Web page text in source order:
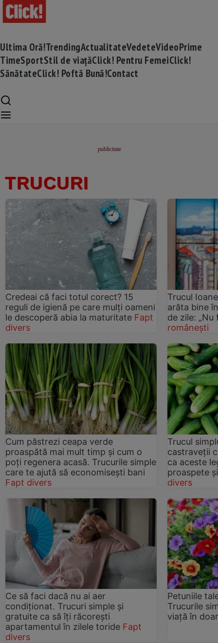
Ultima Oră!TrendingActualitateVedeteVideoPrime
TimeSportStil de viațăClick! Pentru FemeiClick!
SănătateClick! Poftă Bună!Contact
TRUCURI
Credeai că faci totul corect? 15
reguli de igienă pe care mulți oameni
le descoperă abia la maturitate Fapt
divers
Trucul
arăta bine
de zile:
românești
Cum păstrezi ceapa verde
proaspătă mai mult timp și cum o
poți regenera acasă. Trucurile simple
care te ajută să economisești bani
Fapt divers
Trucul
castraveții
ca aceste
proaspete
divers
Ce să faci dacă nu ai aer
condiționat. Trucuri simple și
gratuite ca să îți răcorești
apartamentul în zilele toride Fapt
divers
Petuniile
Trucurile
viață în